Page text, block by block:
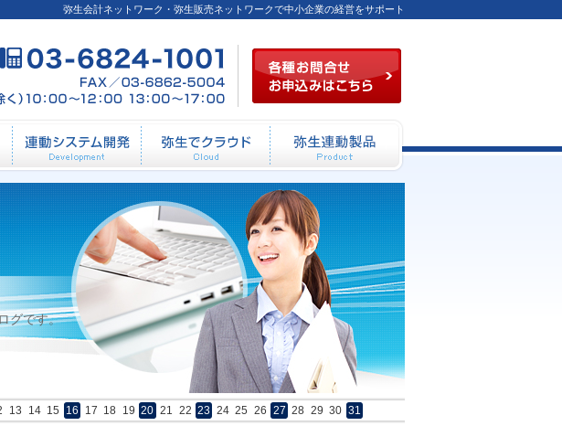
弥生会計ネットワーク・弥生販売ネットワークで中小企業の経営をサポート
グです。
13 14 15 16 17 18 19 20 21 22 23 24 25 26 27 28 29 30 31
00～
ネットワーク構築 連動システム開発 弥生でクラウド